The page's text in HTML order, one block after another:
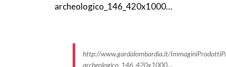
http://www.gardalombardia.it/
archeologico_146_420x1000…